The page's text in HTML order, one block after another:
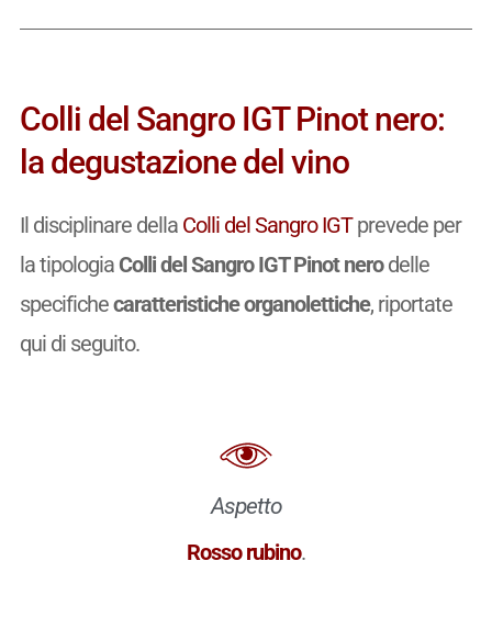
Colli del Sangro IGT Pinot nero:
la degustazione del vino
Il disciplinare della Colli del Sangro IGTprevede per
la tipologia Colli del Sangro IGT Pinot nerodelle
specifichecaratteristiche organolettiche, riportate
qui di seguito.
Aspetto
Rosso rubino.